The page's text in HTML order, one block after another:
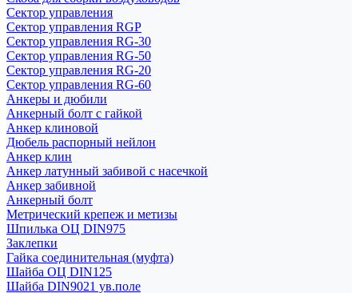
Сектор управления
Сектор управления RGP
Сектор управления RG-30
Сектор управления RG-50
Сектор управления RG-20
Сектор управления RG-60
Анкеры и дюбили
Анкерный болт с гайкой
Анкер клиновой
Дюбель распорный нейлон
Анкер клин
Анкер латунный забивой с насечкой
Анкер забивной
Анкерный болт
Метрический крепеж и метизы
Шпилька ОЦ DIN975
Заклепки
Гайка соединительная (муфта)
Шайба ОЦ DIN125
Шайба DIN9021 ув.поле